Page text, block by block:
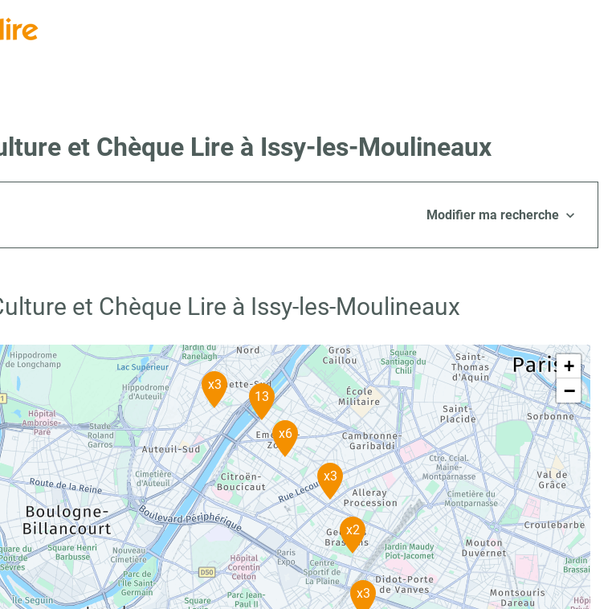
et Chèque Lire à Issy-les-Moulineaux
Modifier ma recherche
et Chèque Lire à Issy-les-Moulineaux
x3
x2
x3
13
x3
x6
+
−